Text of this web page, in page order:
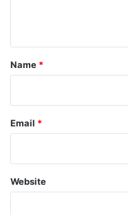
*
Name *
Email *
Website